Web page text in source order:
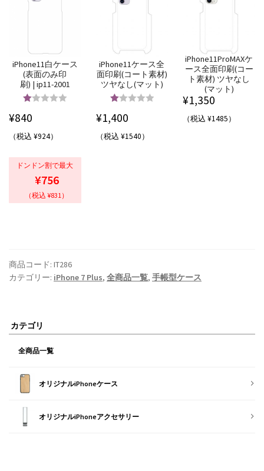
iPhone11白ケース
(表面のみ印
刷) | ip11-2001
¥840
（税込 ¥924）
ドンドン割で最大
¥756
（税込 ¥831）
iPhone11ケース全
面印刷(コート素材)
ツヤなし(マット)
の評価
¥1,400
（税込 ¥1540）
iPhone11ProMAXケ
ース全面印刷(コー
ト素材) ツヤなし
(マット)
¥1,350
（税込 ¥1485）
商品コード: IT286
カテゴリー: iPhone 7 Plus, 全商品一覧, 手帳型ケース
カテゴリ
全商品一覧
オリジナルiPhoneケース
オリジナルiPhoneアクセサリー